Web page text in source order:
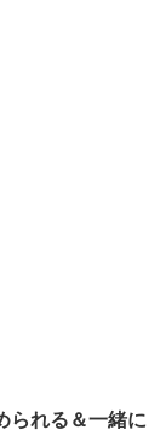
られる＆一緒に